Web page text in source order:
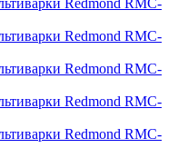
Redmond RMC-
Redmond RMC-
Redmond RMC-
Redmond RMC-
Redmond RMC-